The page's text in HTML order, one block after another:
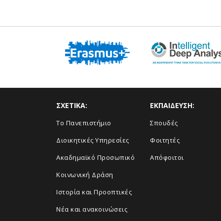
ΣΧΕΤΙΚΑ:
Το Πανεπιστήμιο
Διοικητικές Υπηρεσίες
Ακαδημαϊκό Προσωπικό
Κοινωνική Δράση
Ιστορία και Προοπτικές
Νέα και ανακοινώσεις
ΕΚΠΑΙΔΕΥΣΗ:
Σπουδές
Φοιτητές
Απόφοιτοι